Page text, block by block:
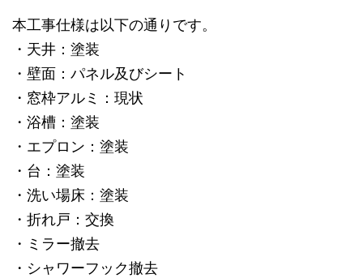
本工事仕様は以下の通りです。
・天井：塗装
・壁面：パネル及びシート
・窓枠アルミ：現状
・浴槽：塗装
・エプロン：塗装
・台：塗装
・洗い場床：塗装
・折れ戸：交換
・ミラー撤去
・シャワーフック撤去